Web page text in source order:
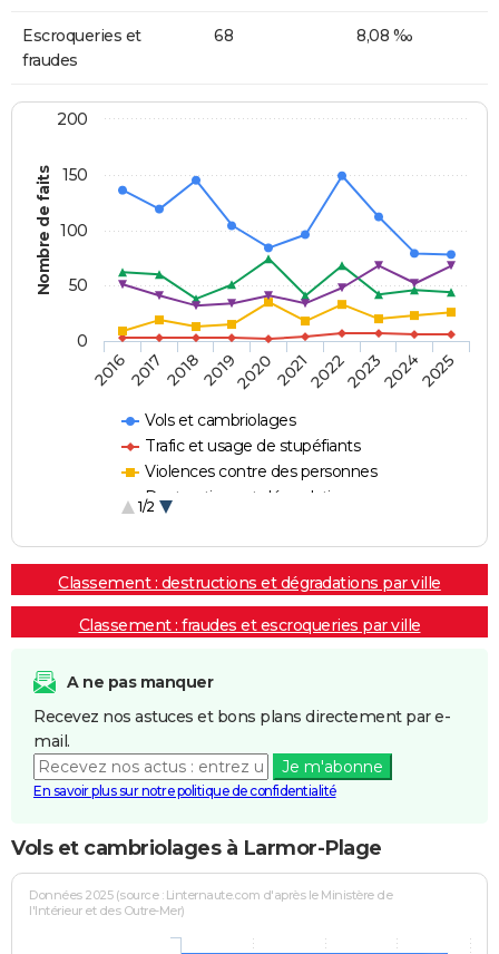
Escroqueries et
fraudes
68 8,08 ‰
Nombre de faits
Vols et cambriolages
Trafic et usage de stupéfiants
Violences contre des personnes
Destructions et dégradations
1/2
2016201720182019202020212022202320242025
0
50
100
150
200
Classement : destructions et dégradations par ville
Classement : fraudes et escroqueries par ville
A ne pas manquer
Recevez nos astuces et bons plans directement par e-
mail.
Je m'abonne
En savoir plus sur notre politique de confidentialité
Vols et cambriolages à Larmor-Plage
Données 2025 (source : Linternaute.com d'après le Ministère de
l'Intérieur et des Outre-Mer)